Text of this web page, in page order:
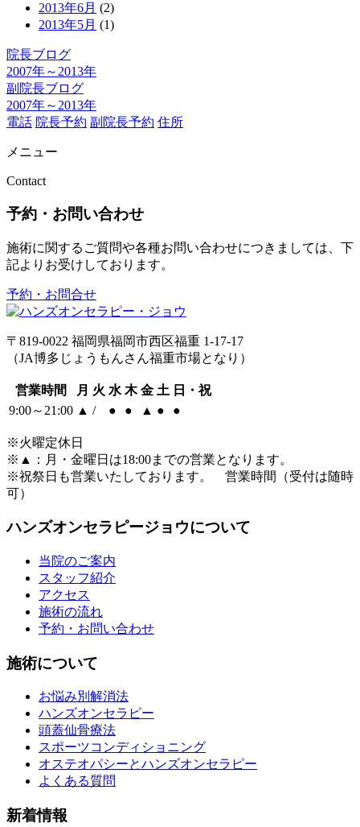
2013年6月 (2)
2013年5月 (1)
院長ブログ
2007年～2013年
副院長ブログ
2007年～2013年
電話 院長予約 副院長予約 住所
メニュー
Contact
予約・お問い合わせ
施術に関するご質問や各種お問い合わせにつきましては、下
記よりお受けしております。
予約・お問合せ
〒819-0022 福岡県福岡市西区福重 1-17-17
（JA博多じょうもんさん福重市場となり）
営業時間 月 火 水 木 金 土 日・祝
9:00～21:00 ▲ / ● ● ▲ ● ●
※火曜定休日
※ ▲
：月・金曜日は18:00までの営業となります。
※祝祭日も営業いたしております。 営業時間（受付は随時
可）
ハンズオンセラピージョウについて
当院のご案内
スタッフ紹介
アクセス
施術の流れ
予約・お問い合わせ
施術について
お悩み別解消法
ハンズオンセラピー
頭蓋仙骨療法
スポーツコンディショニング
オステオパシーとハンズオンセラピー
よくある質問
新着情報